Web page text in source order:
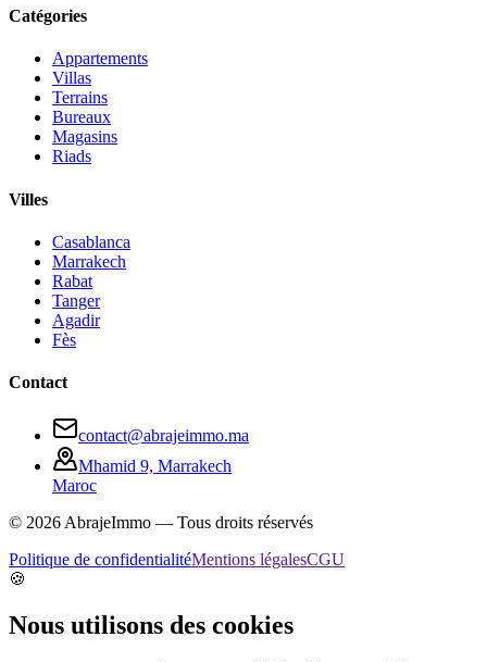
Catégories
Appartements
Villas
Terrains
Bureaux
Magasins
Riads
Villes
Casablanca
Marrakech
Rabat
Tanger
Agadir
Fès
Contact
contact@abrajeimmo.ma
Mhamid 9, Marrakech
Maroc
© 2026AbrajeImmo — Tous droits réservés
Politique de confidentialitéMentions légalesCGU
🍪
Nous utilisons des cookies